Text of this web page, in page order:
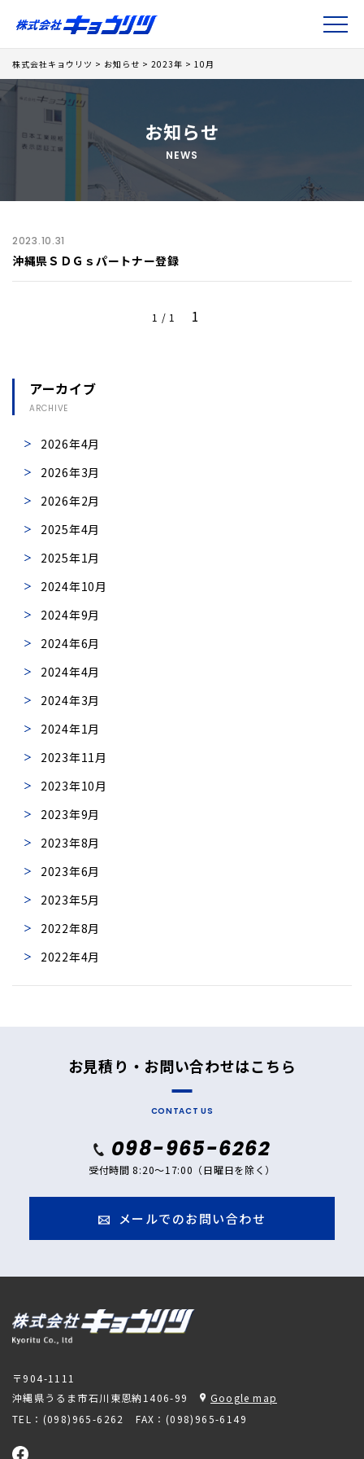
株式会社キョウリツ > お知らせ > 2023年 > 10月
お知らせ
NEWS
2023.10.31
沖縄県ＳＤＧｓパートナー登録
1 / 1 1
アーカイブ
ARCHIVE
2026年4月
2026年3月
2026年2月
2025年4月
2025年1月
2024年10月
2024年9月
2024年6月
2024年4月
2024年3月
2024年1月
2023年11月
2023年10月
2023年9月
2023年8月
2023年6月
2023年5月
2022年8月
2022年4月
お見積り・お問い合わせはこちら
CONTACT US
098-965-6262
受付時間 8:20～17:00（日曜日を除く）
メールでのお問い合わせ
〒904-1111
沖縄県うるま市石川東恩納1406-99
Google map
TEL：(098)965-6262
FAX：(098)965-6149